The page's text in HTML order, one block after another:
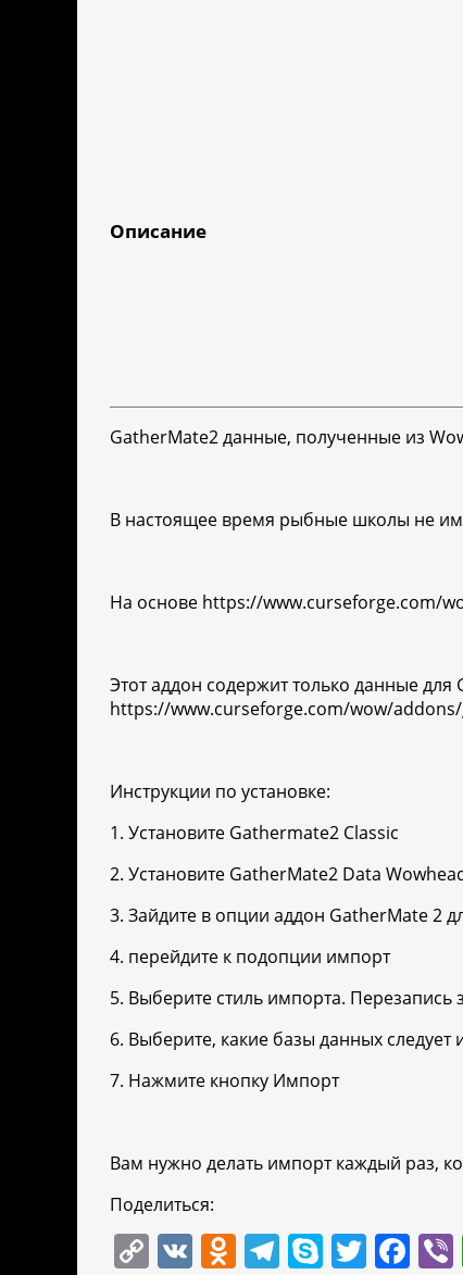
Описание
GatherMate2 данные, полученные из
В настоящее время рыбные школы не
На основе https://www.curseforge.com/
Этот аддон содержит только данные
https://www.curseforge.com/wow/
Инструкции по установке:
1. Установите Gathermate2 Classic
2. Установите GatherMate2 Data
3. Зайдите в опции аддон GatherMate 2
4. перейдите к подопции импорт
5. Выберите стиль импорта.
6. Выберите, какие базы данных следует
7. Нажмите кнопку Импорт
Вам нужно делать импорт каждый раз,
Поделиться:
C V O T S T F